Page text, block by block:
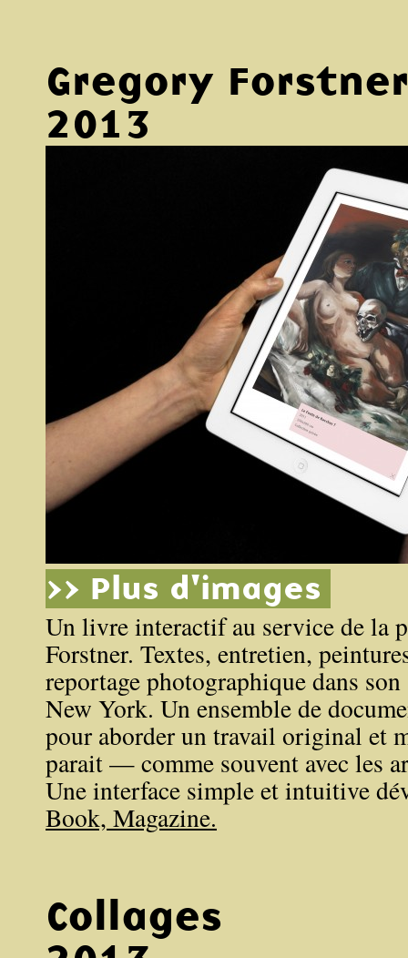
Gregory Forstner
2013
>> Plus d'images
Un livre interactif au service de la
Forstner. Textes, entretien,
reportage photographique dans
New York. Un ensemble de
pour aborder un travail original et
parait — comme souvent avec les
Une interface simple et intuitive
Book, Magazine.
Collages